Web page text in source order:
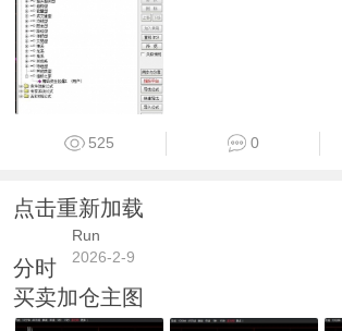
525 0
点击重新加载
Run
2026-2-9
分时
买卖加仓主图